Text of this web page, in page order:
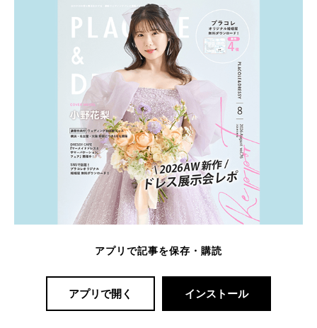
アプリで記事を保存・購読
アプリで開く インストール